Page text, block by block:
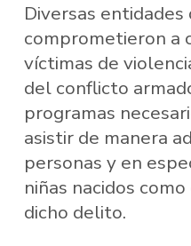
Diversas
comprometieron a
víctimas de
del conflicto
programas
asistir de manera
personas y en
niñas nacidos
dicho delito.